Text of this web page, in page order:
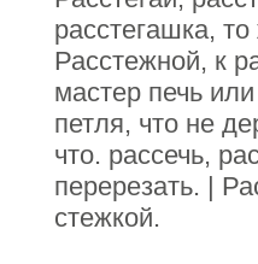
расстегашка,
Расстежной, к
мастер печь
петля, что не
что. рассечь,
перерезать. |
стежкой.